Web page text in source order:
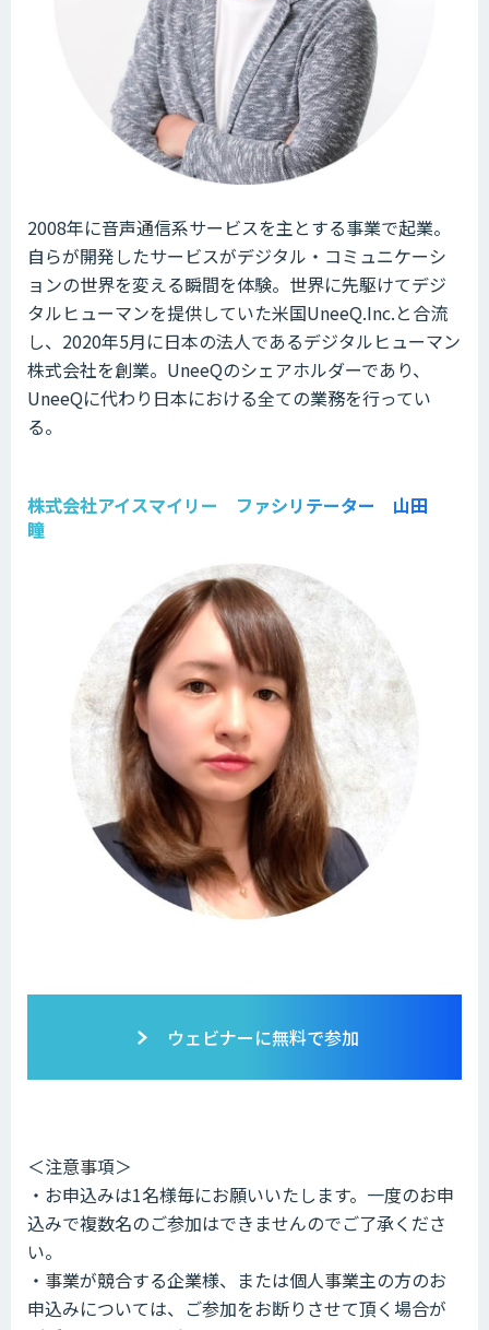
2008年に音声通信系サービスを主とする事業で起業。
自らが開発したサービスがデジタル・コミュニケーシ
ョンの世界を変える瞬間を体験。世界に先駆けてデジ
タルヒューマンを提供していた米国UneeQ.Inc.と合流
し、2020年5月に日本の法人であるデジタルヒューマン
株式会社を創業。UneeQのシェアホルダーであり、
UneeQに代わり日本における全ての業務を行ってい
る。
株式会社アイスマイリー ファシリテーター 山田
瞳
ウェビナーに無料で参加
＜注意事項＞
・お申込みは1名様毎にお願いいたします。一度のお申
込みで複数名のご参加はできませんのでご了承くださ
い。
・事業が競合する企業様、または個人事業主の方のお
申込みについては、ご参加をお断りさせて頂く場合が